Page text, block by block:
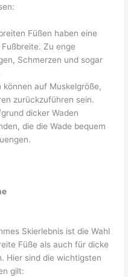
Füßen haben eine
Zu enge
Schmerzen und sogar
können auf Muskelgröße,
zurückzuführen sein.
dicker Waden
die die Wade bequem
Skierlebnis ist die Wahl
Füße als auch für dicke
Hier sind die wichtigsten
gilt: